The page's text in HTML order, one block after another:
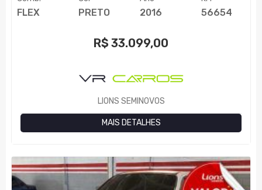
FLEX PRETO 2016 56654
R$ 33.099,00
LIONS SEMINOVOS
MAIS DETALHES